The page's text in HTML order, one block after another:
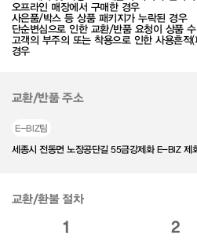
오프라인 매장에서 구매한 경우
사은품/박스 등 상품 패키지가 누락된 경우
단순변심으로 인한 교환/반품 요청이 상품
고객의 부주의 또는 착용으로 인한 사용흔적
경우
교환/반품 주소
E-BIZ팀
세종시 전동면 노장공단길 55금강제화 E-BIZ 제
교환/환불 절차
1 2